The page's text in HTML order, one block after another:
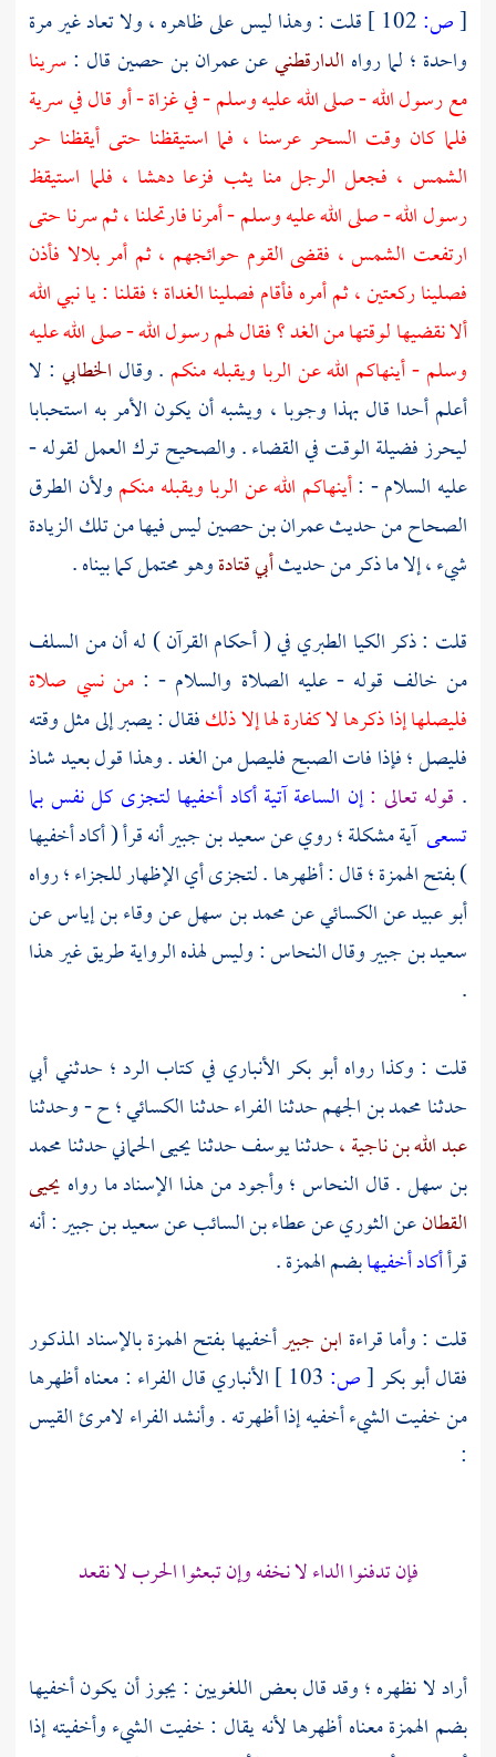
[ص:
قلت : وهذا ليس على ظاهره ، ولا تعاد غير مرة
واحدة ؛ لما رواه الدارقطنيعنعمران بن حصينقال :سرينا
مع رسول الله - صلى الله عليه وسلم - في غزاة - أو قال في سرية
فلما كان وقت السحر عرسنا ، فما استيقظنا حتى أيقظنا حر
الشمس ، فجعل الرجل منا يثب فزعا دهشا ، فلما استيقظ
رسول الله - صلى الله عليه وسلم - أمرنا فارتحلنا ، ثم سرنا حتى
ارتفعت الشمس ، فقضى القوم حوائجهم ، ثم أمربلالا فأذن
فصلينا ركعتين ، ثم أمره فأقام فصلينا الغداة ؛ فقلنا : يا نبي الله
ألا نقضيها لوقتها من الغد ؟ فقال لهم رسول الله - صلى الله عليه
وسلم - أينهاكم الله عن الربا ويقبله منكم . وقال الخطابي : لا
أعلم أحدا قال بهذا وجوبا ، ويشبه أن يكون الأمر به استحبابا
ليحرز فضيلة الوقت في القضاء . والصحيح ترك العمل لقوله -
عليه السلام - :أينهاكم الله عن الربا ويقبله منكمولأن الطرق
الصحاح من حديثعمران بن حصينليس فيها من تلك الزيادة
شيء ، إلا ما ذكر من حديثأبي قتادةوهو محتمل كما بيناه .
قلت : ذكرالكيا الطبريفي ( أحكام القرآن ) له أن من السلف
من خالف قوله - عليه الصلاة والسلام - :من نسي صلاة
فليصلها إذا ذكرها لا كفارة لها إلا ذلكفقال : يصبر إلى مثل وقته
فليصل ؛ فإذا فات الصبح فليصل من الغد . وهذا قول بعيد شاذ
. قوله تعالى :إن الساعة آتية أكاد أخفيها لتجزى كل نفس بما
تسعى آية مشكلة ؛ روي عنسعيد بن جبيرأنه قرأ ( أكاد أخفيها
) بفتح الهمزة ؛ قال : أظهرها . لتجزى أي الإظهار للجزاء ؛ رواه
أبو عبيدعنالكسائيعنمحمد بن سهلعنوقاء بن إياسعن
سعيد بن جبيروقالالنحاس: وليس لهذه الرواية طريق غير هذا
.
قلت : وكذا رواهأبو بكر الأنباري في كتاب الرد ؛ حدثني أبي
حدثنامحمد بن الجهمحدثناالفراءحدثناالكسائي ؛ح - وحدثنا
عبد الله بن ناجية ،حدثنايوسفحدثنايحيى الحمانيحدثنامحمد
بن سهل. قال النحاس ؛وأجود من هذا الإسناد ما رواه يحيى
القطانعنالثوريعنعطاء بن السائبعنسعيد بن جبير: أنه
قرأأكاد أخفيهابضم الهمزة .
قلت : وأما قراءة ابن جبيرأخفيها بفتح الهمزة بالإسناد المذكور
فقالأبو بكر[ص: الأنباريقالالفراء : معناه أظهرها
من خفيت الشيء أخفيه إذا أظهرته . وأنشدالفراءلامرئ القيس
:
فإن تدفنوا الداء لا نخفه وإن تبعثوا الحرب لا نقعد
أراد لا نظهره ؛ وقد قال بعض اللغويين : يجوز أن يكون أخفيها
بضم الهمزة معناه أظهرها لأنه يقال : خفيت الشيء وأخفيته إذا